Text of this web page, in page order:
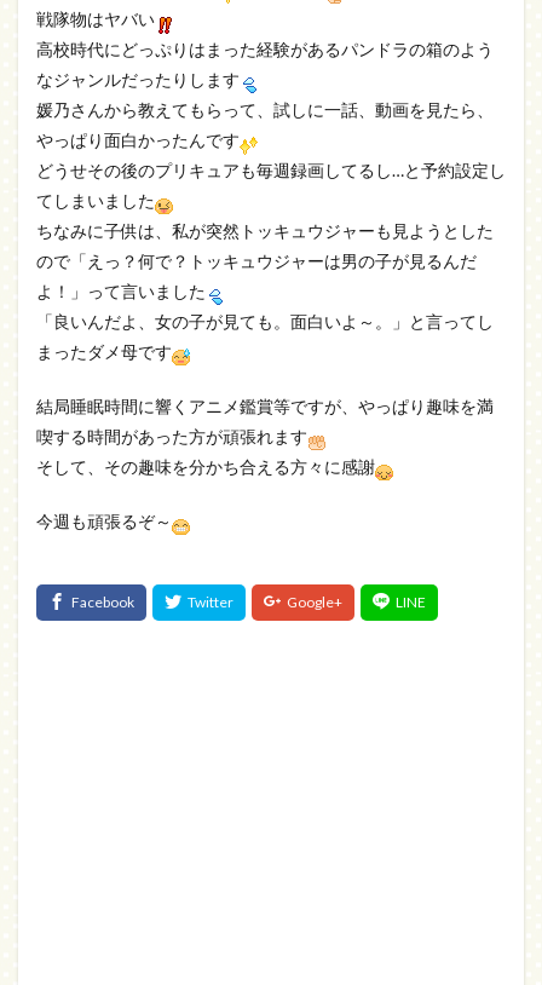
戦隊物はヤバい
高校時代にどっぷりはまった経験があるパンドラの箱のよう
なジャンルだったりします
媛乃さんから教えてもらって、試しに一話、動画を見たら、
やっぱり面白かったんです
どうせその後のプリキュアも毎週録画してるし…と予約設定し
てしまいました
ちなみに子供は、私が突然トッキュウジャーも見ようとした
ので「えっ？何で？トッキュウジャーは男の子が見るんだ
よ！」って言いました
「良いんだよ、女の子が見ても。面白いよ～。」と言ってし
まったダメ母です
結局睡眠時間に響くアニメ鑑賞等ですが、やっぱり趣味を満
喫する時間があった方が頑張れます
そして、その趣味を分かち合える方々に感謝
今週も頑張るぞ～